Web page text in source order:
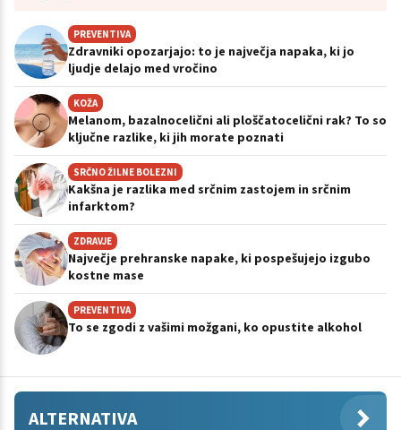
PREVENTIVA
Zdravniki opozarjajo: to je največja napaka, ki jo
ljudje delajo med vročino
KOŽA
Melanom, bazalnocelični ali ploščatocelični rak? To so
ključne razlike, ki jih morate poznati
SRČNO ŽILNE BOLEZNI
Kakšna je razlika med srčnim zastojem in srčnim
infarktom?
ZDRAVJE
Največje prehranske napake, ki pospešujejo izgubo
kostne mase
PREVENTIVA
To se zgodi z vašimi možgani, ko opustite alkohol
ALTERNATIVA